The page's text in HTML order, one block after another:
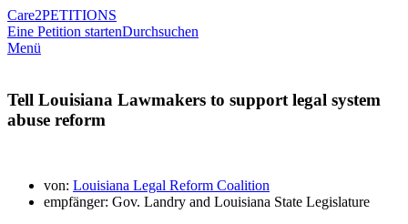
Care2PETITIONS
Eine Petition startenDurchsuchen
Menü
Tell Louisiana Lawmakers to support legal system
abuse reform
von: Louisiana Legal Reform Coalition
empfänger: Gov. Landry and Louisiana State Legislature